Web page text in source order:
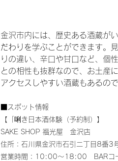
金沢市内には、歴史ある酒蔵が
だわりを学ぶことができます。
りの違い、辛口や甘口など、個
との相性も抜群なので、お土産
アクセスしやすい酒蔵もあるの
■スポット情報
【「唎き日本酒体験（予約制）】
SAKE SHOP 福光屋　金沢店
住所：石川県金沢市石引二丁目8番3
営業時間：10:00〜18:00　BAR